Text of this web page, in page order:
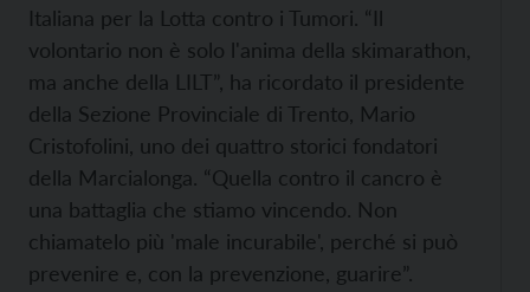
Italiana per la Lotta contro i Tumori. “Il
volontario non è solo l'anima della skimarathon,
ma anche della LILT”, ha ricordato il presidente
della Sezione Provinciale di Trento, Mario
Cristofolini, uno dei quattro storici fondatori
della Marcialonga. “Quella contro il cancro è
una battaglia che stiamo vincendo. Non
chiamatelo più 'male incurabile', perché si può
prevenire e, con la prevenzione, guarire”.